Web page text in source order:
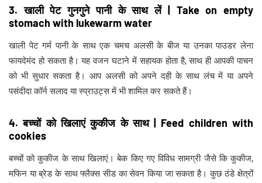
3. खाली पेट गुनगुने पानी के साथ लें | Take on empty
stomach with lukewarm water
खाली पेट गर्म पानी के साथ एक चमच अलसी के बीज या उनका पाउडर लेना
फायदेमंद हो सकता है। यह वजन घटाने में सहायक होता है, साथ ही आपकी पाचन
को भी सुधार सकता है। आप अलसी को अपने दही के साथ लंच में या अपने
पसंदीदा कॉर्न सलाद या स्प्राउट्स में भी शामिल कर सकते हैं।
4. बच्चों को खिलाएं कुकीज के साथ | Feed children with
cookies
बच्चों को कुकीज के साथ खिलाएं। बेक किए गए विविध सामग्री जैसे कि कुकीज,
मफिन या ब्रेड के साथ फ्लैक्स सीड का सेवन किया जा सकता है। कुछ ठंडे क्षेत्रों